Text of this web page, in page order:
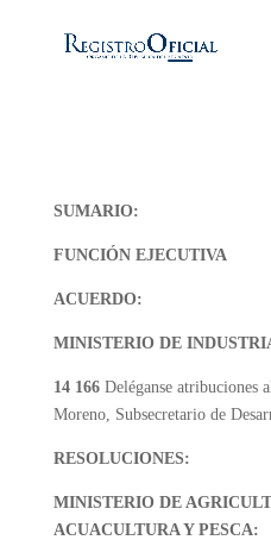
SUMARIO:
FUNCIÓN EJECUTIVA
ACUERDO:
MINISTERIO DE
14 166Deléganse atribuciones
Moreno, Subsecretario de
RESOLUCIONES:
MINISTERIO DE
ACUACULTURA Y PESCA: